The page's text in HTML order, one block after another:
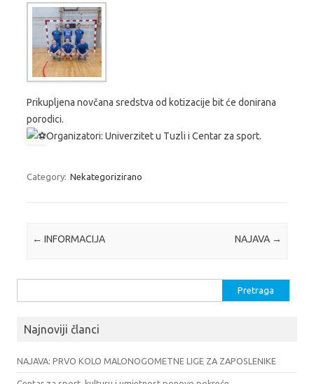
Prikupljena novčana sredstva od kotizacije bit će donirana
porodici.
Organizatori: Univerzitet u Tuzli i Centar za sport.
Category: Nekategorizirano
Post navigation
← INFORMACIJA NAJAVA →
Najnoviji članci
NAJAVA: PRVO KOLO MALONOGOMETNE LIGE ZA ZAPOSLENIKE